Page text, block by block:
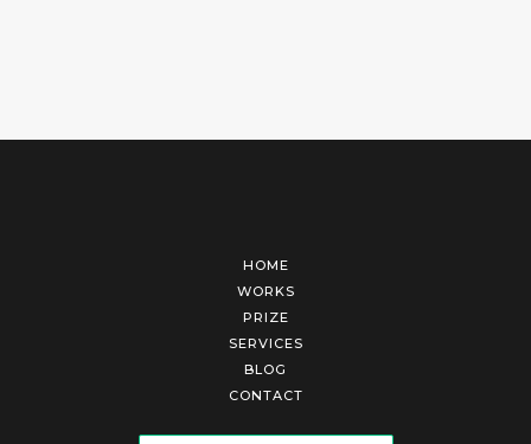
HOME
WORKS
PRIZE
SERVICES
BLOG
CONTACT